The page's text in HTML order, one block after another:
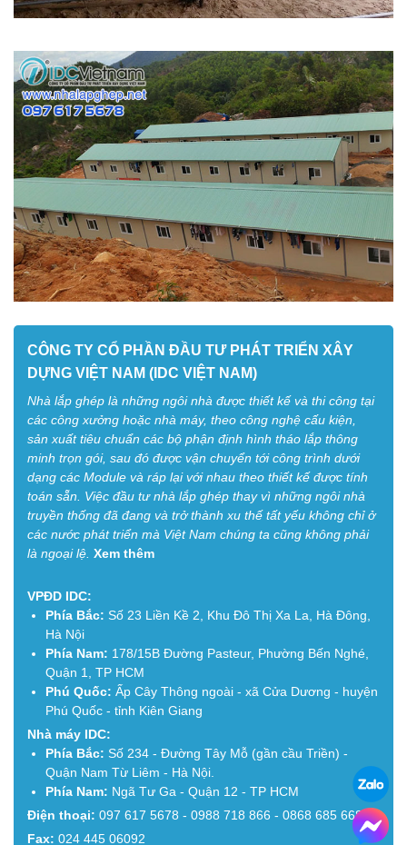
CÔNG TY CỔ PHẦN ĐẦU TƯ PHÁT TRIỂN XÂY
DỰNG VIỆT NAM (IDC VIỆT NAM)
Nhà lắp ghép là những ngôi nhà được thiết kế và thi công tại
các công xưởng hoặc nhà máy, theo công nghệ cấu kiện,
sản xuất tiêu chuẩn các bộ phận định hình tháo lắp thông
minh trọn gói, sau đó được vận chuyển tới công trình dưới
dạng các Module và ráp lại với nhau theo thiết kế được tính
toán sẵn. Việc đầu tư nhà lắp ghép thay vì những ngôi nhà
truyền thống đã đang và trở thành xu thế tất yếu không chỉ ở
các nước phát triển mà Việt Nam chúng ta cũng không phải
là ngoại lệ. Xem thêm
VPĐD IDC:
Phía Bắc: Số 23 Liền Kề 2, Khu Đô Thị Xa La, Hà Đông,
Hà Nội
Phía Nam: 178/15B Đường Pasteur, Phường Bến Nghé,
Quận 1, TP HCM
Phú Quốc: Ấp Cây Thông ngoài - xã Cửa Dương - huyện
Phú Quốc - tỉnh Kiên Giang
Nhà máy IDC:
Phía Bắc: Số 234 - Đường Tây Mỗ (gần cầu Triền) -
Quận Nam Từ Liêm - Hà Nội.
Phía Nam: Ngã Tư Ga - Quận 12 - TP HCM
Điện thoại: 097 617 5678 - 0988 718 866 - 0868 685 668
Fax: 024 445 06092